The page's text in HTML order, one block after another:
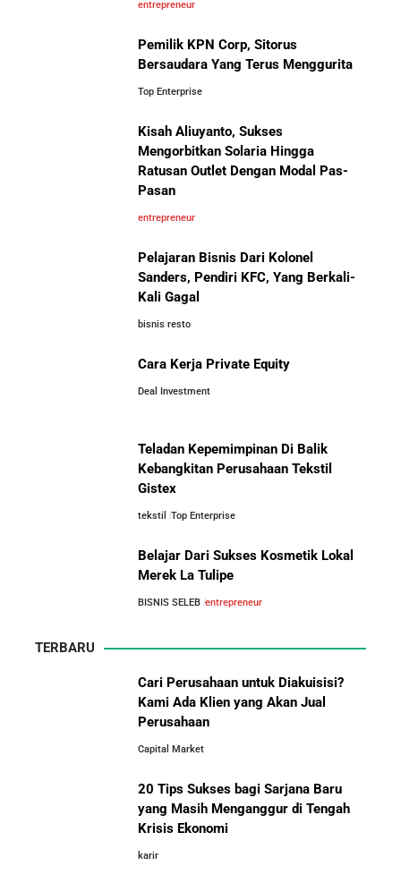
Bisnis-Bisnis dan Pendapatan
Achraf Hakimi, Bintang Sepak
Bola Asal Maroko yang
Menaklukkan Eropa
Perusahaan Indonesia Skala
Besar
Perbandingan Gaji Tahunan:
Jepang, Malaysia, dan Arab Saudi
Terbaik untuk Kulakan Barang
5 Pelajaran Hidup dari Pendiri Traveloka untuk Anak
Jangan Mau Selamanya Jadi Karyawan! Saatnya
Menjadi Pengusaha dan Mengubah Hidup Anda
Panduan Lengkap Membangun Pasar Ekspor: Cara
UMKM Indonesia Menembus Pasar Global
5 Pengusaha Pribumi Tersukses Dalam Bisnis
Lima Salesman Dunia yang Menjadi Miliarder Sukses
Kisah Sukses Metrodata Electronics: Raja Bisnis TI
Kisah Wardah Group: Dari Usaha Rumahan Jadi
Asal-Usul Kekayaan Erick Thohir dan Boy Thohir
Kisah Sukses Todd Boehly: Cucu Pekerja Pabrik yang
Energi Indonesia yang Mendirikan Medco Group
Perjuangan, dan Keputusan Krusial yang Menentukan
Belajar dari Kopi Kenangan: Cara Membangun Resto
Cara Mendirikan Kafe Sukses Seperti Kopi Kenangan,
entrepreneur
Pemilik KPN Corp, Sitorus
Bersaudara Yang Terus Menggurita
Top Enterprise
Kisah Aliuyanto, Sukses
Mengorbitkan Solaria Hingga
Ratusan Outlet Dengan Modal Pas-
Pasan
entrepreneur
Pelajaran Bisnis Dari Kolonel
Sanders, Pendiri KFC, Yang Berkali-
Kali Gagal
bisnis resto
Cara Kerja Private Equity
Deal Investment
Teladan Kepemimpinan Di Balik
Kebangkitan Perusahaan Tekstil
Gistex
tekstil Top Enterprise
Belajar Dari Sukses Kosmetik Lokal
Merek La Tulipe
BISNIS SELEB entrepreneur
TERBARU
Cari Perusahaan untuk Diakuisisi?
Kami Ada Klien yang Akan Jual
Perusahaan
Capital Market
20 Tips Sukses bagi Sarjana Baru
yang Masih Menganggur di Tengah
Krisis Ekonomi
karir